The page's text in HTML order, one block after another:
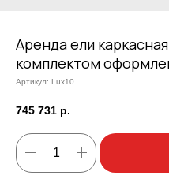
Аренда ели
комплектом
Артикул: Lux10
745 731 р.